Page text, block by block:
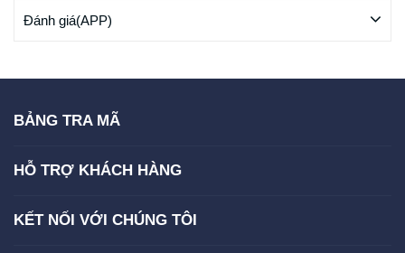
Đánh giá(APP)
BẢNG TRA MÃ
HỖ TRỢ KHÁCH HÀNG
KẾT NỐI VỚI CHÚNG TÔI